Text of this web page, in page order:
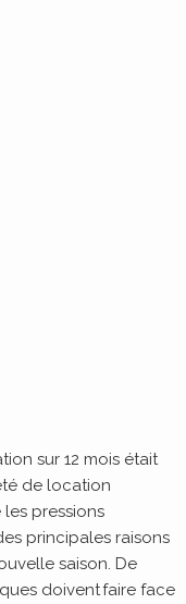
sur 12 mois était
de location
pressions
principales raisons
saison. De
doivent faire face